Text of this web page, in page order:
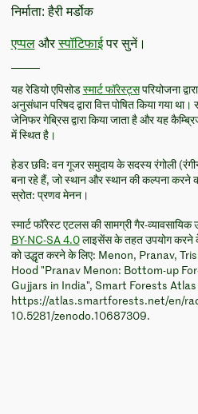
निर्माता: हैरी मर्डोक
एप्पलऔरस्पॉटिफाईपर सुनें।
यह रेडियो एपिसोड स्मार्ट फॉरेस्ट्सपरियोजना
अनुसंधान परिषद द्वारा वित्त पोषित किया गया
जेनिफर गेब्रिस द्वारा किया जाता है और यह
में स्थित है।
हेडर छवि: वन गूजर समुदाय के सदस्य रंगोली
बना रहे हैं, जो स्थान और स्थान की कल्पना
स्रोत: प्रणव मेनन।
स्मार्ट फॉरेस्ट एटलस की सामग्री गैर-
BY-NC-SA 4.0लाइसेंस के तहत उपयोग करने
को उद्धृत करने के लिए: Menon, Pranav,
Hood "Pranav Menon: Bottom-up
Gujjars in India", Smart Forests
https://atlas.smartforests.net/en/
10.5281/zenodo.10687309.